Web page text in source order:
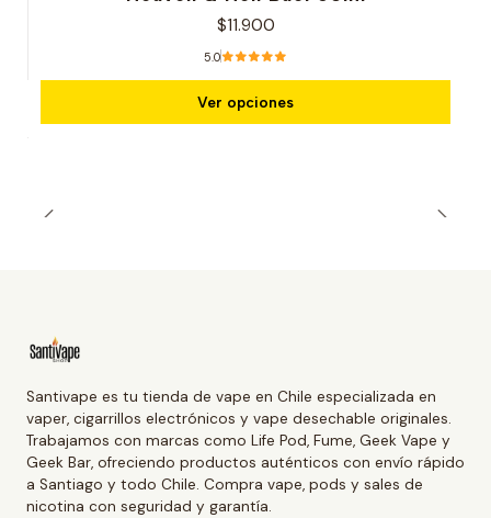
$11.900
5.0
Ver opciones
Santivape es tu tienda de vape en Chile especializada en
vaper, cigarrillos electrónicos y vape desechable originales.
Trabajamos con marcas como Life Pod, Fume, Geek Vape y
Geek Bar, ofreciendo productos auténticos con envío rápido
a Santiago y todo Chile. Compra vape, pods y sales de
nicotina con seguridad y garantía.